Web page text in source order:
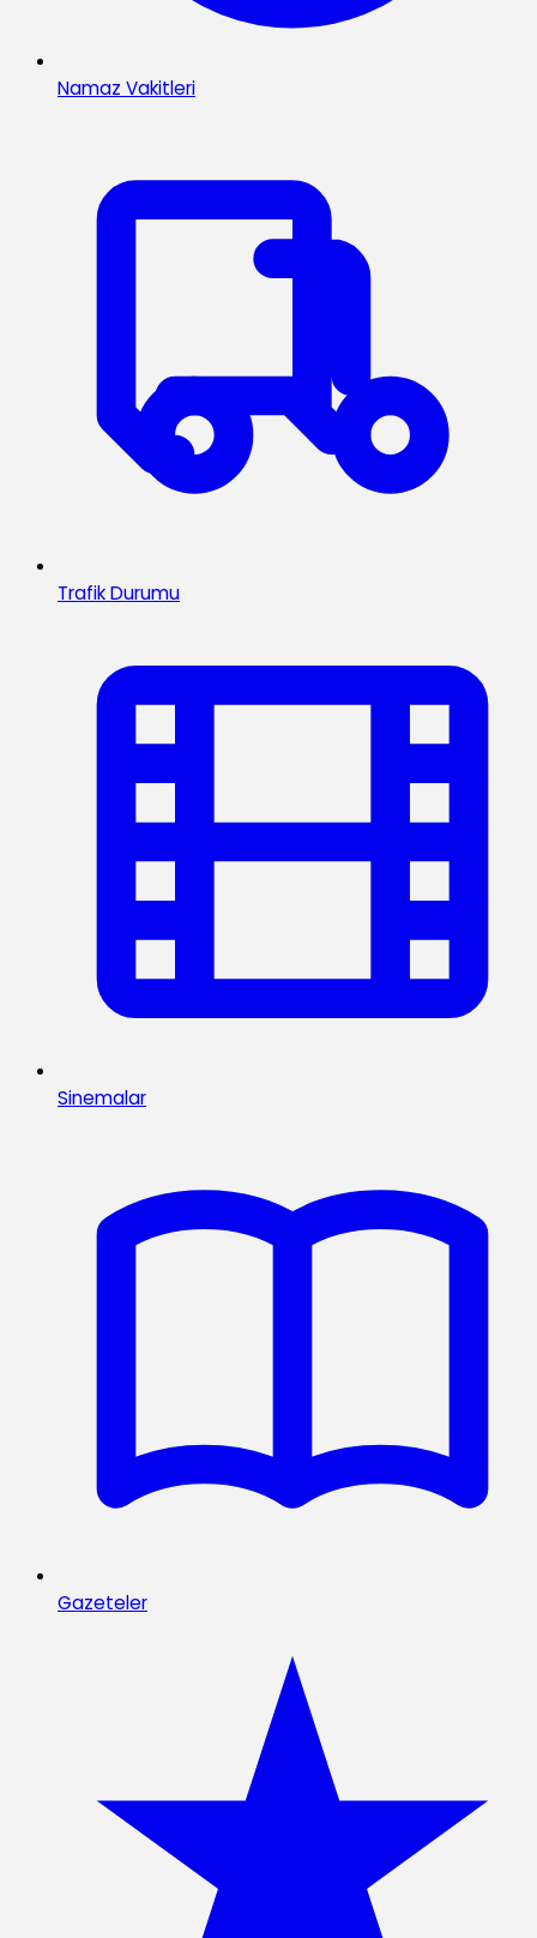
Namaz Vakitleri
Trafik Durumu
Sinemalar
Gazeteler